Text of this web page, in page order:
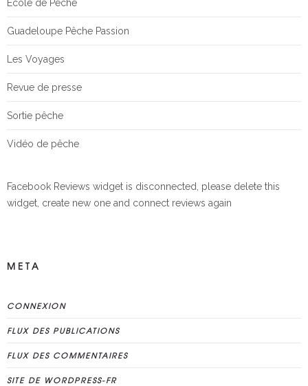
Ecole de Pêche
Guadeloupe Pêche Passion
Les Voyages
Revue de presse
Sortie pêche
Vidéo de pêche
Facebook Reviews widget is disconnected, please delete this
widget, create new one and connect reviews again
META
CONNEXION
FLUX DES PUBLICATIONS
FLUX DES COMMENTAIRES
SITE DE WORDPRESS-FR